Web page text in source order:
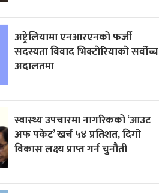
अष्ट्रेलियामा एनआरएनको फर्जी
सदस्यता विवाद भिक्टाेरियाकाे सर्वोच्च
अदालतमा
स्वास्थ्य उपचारमा नागरिकको ‘आउट
अफ पकेट’ खर्च ५४ प्रतिशत, दिगो
विकास लक्ष्य प्राप्त गर्न चुनौती